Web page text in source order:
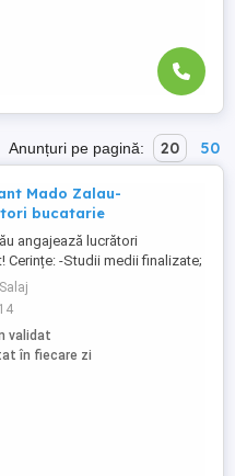
Anunțuri pe pagină: 20 50
Mado Zalau-
bucatarie
angajează lucrători
Cerințe: -Studii medii finalizate;
și orientare către client;
lucru în echipă; Beneficii: -
net de 3600 RON luna -
de performanță; -Avem o
salariale în raport cu
validat
în fiecare zi